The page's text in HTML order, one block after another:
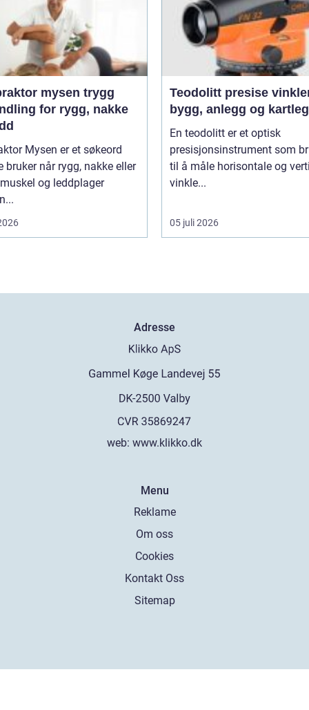
mysen trygg
for rygg, nakke
Mysen er et søkeord
bruker når rygg, nakke eller
og leddplager
Teodolitt presise vinkler for
bygg, anlegg og
En teodolitt er et optisk
presisjonsinstrument som
til å måle horisontale og
vinkle...
05 juli 2026
Adresse
web: www.klikko.dk
Menu
Reklame
Om oss
Cookies
Kontakt Oss
Sitemap